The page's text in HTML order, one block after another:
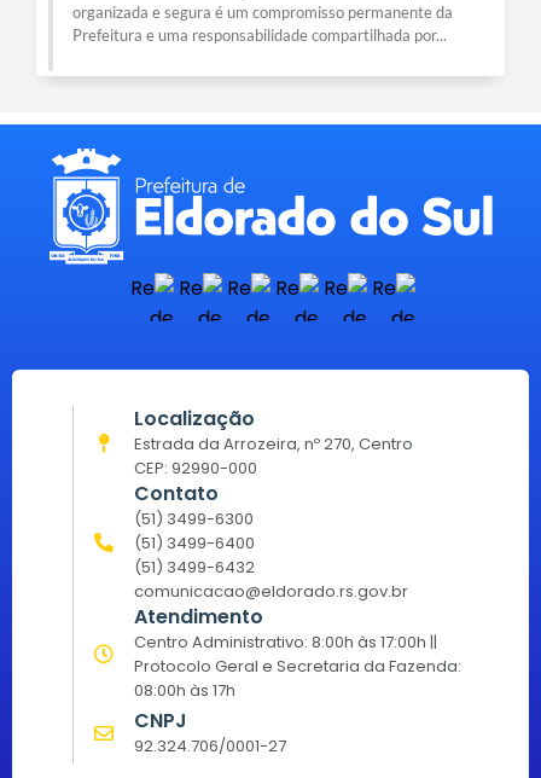
e segura é um compromisso permanente da
e uma responsabilidade compartilhada por...
Localização
Estrada da Arrozeira, nº 270, Centro
CEP: 92990-000
Contato
(51) 3499-6300
(51) 3499-6400
(51) 3499-6432
comunicacao@eldorado.rs.gov.br
Atendimento
Centro Administrativo: 8:00h às 17:00h ||
Protocolo Geral e Secretaria da Fazenda:
08:00h às 17h
CNPJ
92.324.706/0001-27